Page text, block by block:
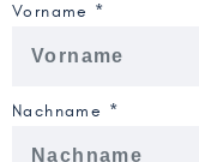
Vorname *
Nachname *